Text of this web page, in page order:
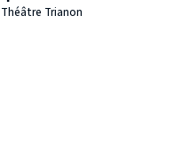
Théâtre Trianon